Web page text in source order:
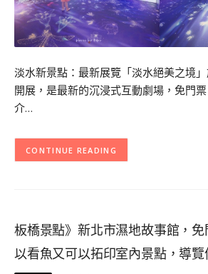
淡水新景點：最新展覽「淡水絕美之境
開展，是最新的沉浸式互動劇場，免門
介…
CONTINUE READING
板橋景點》新北市濕地故事館，免
以看魚又可以拓印室內景點，導覽